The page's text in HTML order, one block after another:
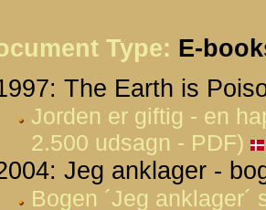
Type: E-
The Earth is
Jorden er giftig - en
2.500 udsagn - PDF)
Jeg anklager -
Bogen ´Jeg